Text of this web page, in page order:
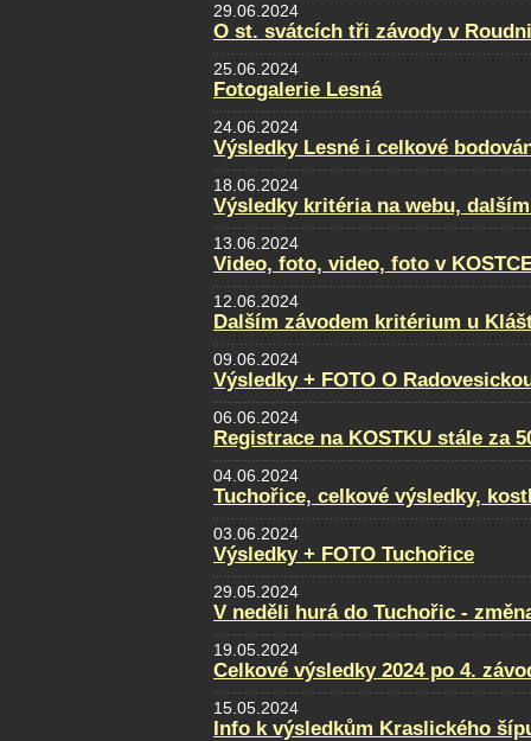
29.06.2024
O st. svátcích tři závody v
25.06.2024
Fotogalerie Lesná
24.06.2024
Výsledky Lesné i celkové
18.06.2024
Výsledky kritéria na webu,
13.06.2024
Video, foto, video, foto v
12.06.2024
Dalším závodem kritérium u
09.06.2024
Výsledky + FOTO O
06.06.2024
Registrace na KOSTKU stále za
04.06.2024
Tuchořice, celkové výsledky,
03.06.2024
Výsledky + FOTO Tuchořice
29.05.2024
V neděli hurá do Tuchořic -
19.05.2024
Celkové výsledky 2024 po 4.
15.05.2024
Info k výsledkům Kraslického